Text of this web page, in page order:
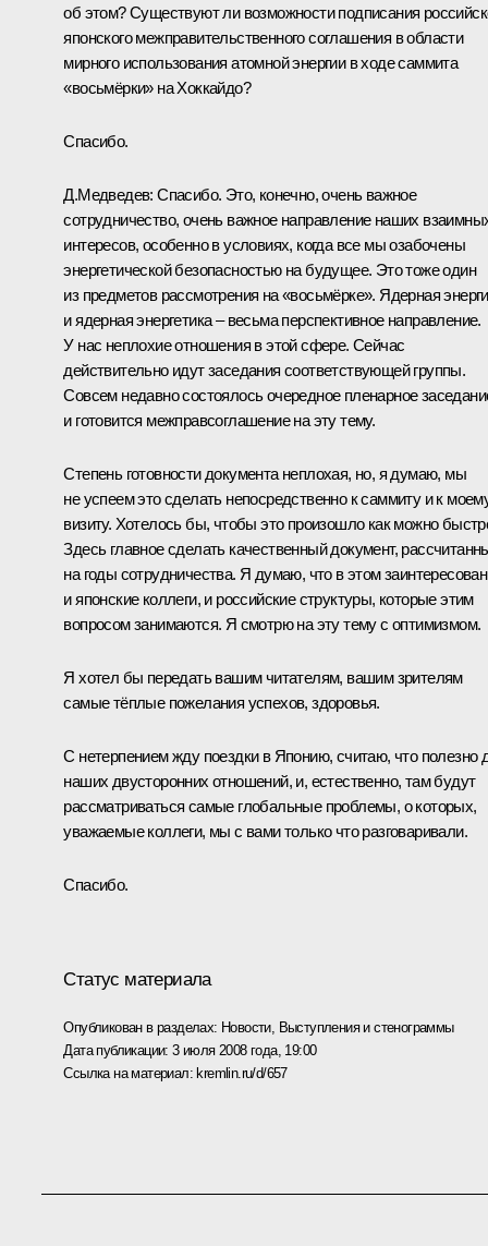
об этом? Существуют ли возможности подписания
японского межправительственного соглашения в области
мирного использования атомной энергии в ходе саммита
«восьмёрки» на Хоккайдо?
Спасибо.
Д.Медведев: Спасибо. Это, конечно, очень важное
сотрудничество, очень важное направление наших
интересов, особенно в условиях, когда все мы озабочены
энергетической безопасностью на будущее. Это тоже один
из предметов рассмотрения на «восьмёрке». Ядерная
и ядерная энергетика – весьма перспективное направление.
У нас неплохие отношения в этой сфере. Сейчас
действительно идут заседания соответствующей группы.
Совсем недавно состоялось очередное пленарное
и готовится межправсоглашение на эту тему.
Степень готовности документа неплохая, но, я думаю, мы
не успеем это сделать непосредственно к саммиту и к
визиту. Хотелось бы, чтобы это произошло как можно
Здесь главное сделать качественный документ,
на годы сотрудничества. Я думаю, что в этом
и японские коллеги, и российские структуры, которые этим
вопросом занимаются. Я смотрю на эту тему с оптимизмом.
Я хотел бы передать вашим читателям, вашим зрителям
самые тёплые пожелания успехов, здоровья.
С нетерпением жду поездки в Японию, считаю, что полезно
наших двусторонних отношений, и, естественно, там будут
рассматриваться самые глобальные проблемы, о которых,
уважаемые коллеги, мы с вами только что разговаривали.
Спасибо.
Статус материала
Опубликован в разделах: Новости, Выступления и стенограммы
Дата публикации:3 июля 2008 года, 19:00
Ссылка на материал: kremlin.ru/d/657